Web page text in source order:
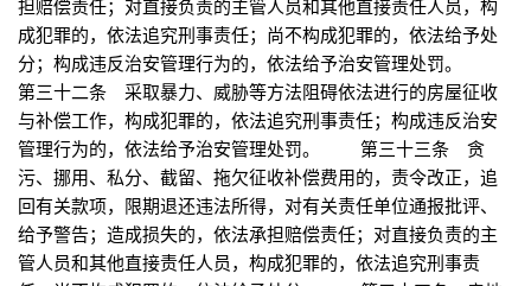
担赔偿责任；对直接负责的主管人员和其他直接责任人员，构
成犯罪的，依法追究刑事责任；尚不构成犯罪的，依法给予处
分；构成违反治安管理行为的，依法给予治安管理处罚。
第三十二条 采取暴力、威胁等方法阻碍依法进行的房屋征收
与补偿工作，构成犯罪的，依法追究刑事责任；构成违反治安
管理行为的，依法给予治安管理处罚。 第三十三条 贪
污、挪用、私分、截留、拖欠征收补偿费用的，责令改正，追
回有关款项，限期退还违法所得，对有关责任单位通报批评、
给予警告；造成损失的，依法承担赔偿责任；对直接负责的主
管人员和其他直接责任人员，构成犯罪的，依法追究刑事责